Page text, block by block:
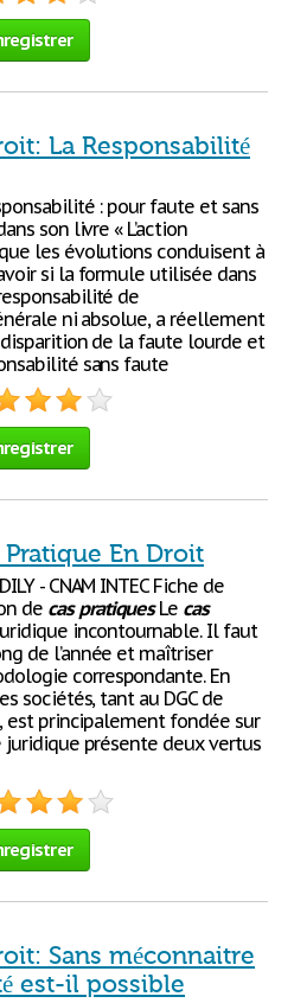
La Responsabilité
: pour faute et sans
son livre « L’action
les évolutions conduisent à
si la formule utilisée dans
de
ni absolue, a réellement
de la faute lourde et
sans faute
En Droit
- CNAM INTEC Fiche de
de cas pratiquesLe cas
incontournable. Il faut
de l’année et maîtriser
correspondante. En
sociétés, tant au DGC de
est principalement fondée sur
juridique présente deux vertus
Sans méconnaitre
est-il possible